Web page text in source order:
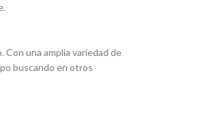
una amplia variedad de
buscando en otros